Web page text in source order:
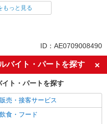
を探す
上場企業・上場企業のグループ会
社
社会保険あり
・物流
もっと見る
ID：AE0709008490
バイト・パートを探す
ト・パートを探す
販売・接客サービス
飲食・フード